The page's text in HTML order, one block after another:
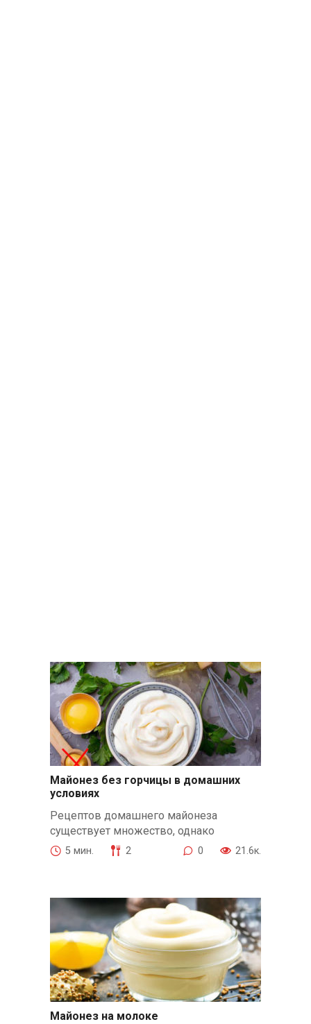
Майонез без горчицы в домашних
условиях
Рецептов домашнего майонеза
существует множество, однако
5 мин. 2 0 21.6к.
Майонез на молоке